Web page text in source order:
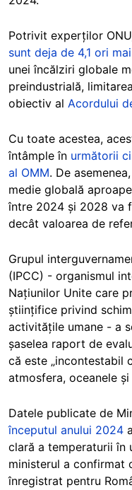
Potrivit experților
sunt deja de 4,1 ori
unei încălziri globale
preindustrială,
obiectiv al Acordului
Cu toate acestea,
întâmple în următorii
al OMM. De
medie globală
între 2024 și 2028 va
decât valoarea de
Grupul
(IPCC) - organismul
Națiunilor Unite care
științifice privind
activitățile umane - a
șaselea raport de
că este „incontestabil
atmosfera, oceanele
Datele publicate de
începutul anului 2024
clară a temperaturii în
ministerul a confirmat
înregistrat pentru